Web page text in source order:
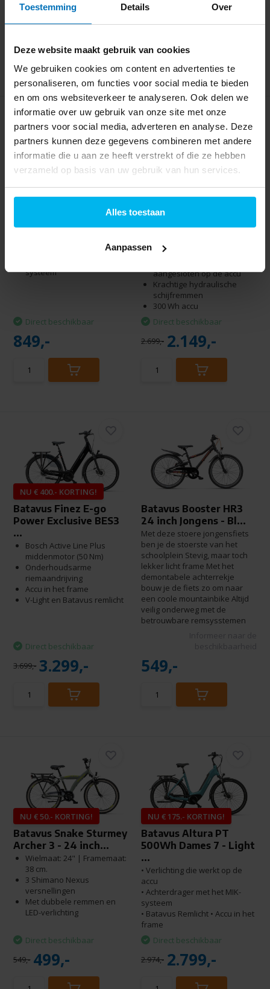
Toestemming Details Over
Deze website maakt gebruik van cookies
We gebruiken cookies om content en advertenties te
personaliseren, om functies voor social media te bieden
en om ons websiteverkeer te analyseren. Ook delen we
informatie over uw gebruik van onze site met onze
partners voor social media, adverteren en analyse. Deze
partners kunnen deze gegevens combineren met andere
informatie die u aan ze heeft verstrekt of die ze hebben
verzameld op basis van uw gebruik van hun services.
Alles toestaan
Aanpassen
Direct beschikbaar
899,- 849,-
Direct beschikbaar
569,-
wendbaar
Verlichting op naafdynamo
systeem
Direct beschikbaar
849,-
NU € 550.- KORTING!
HN7...
Extra krachtige
Dynamische
aangesloten op de accu
Krachtige hydraulische
schijfremmen
300 Wh accu
Direct beschikbaar
2.699,- 2.149,-
NU € 400.- KORTING!
Batavus Finez E-go
Power Exclusive BES3
...
Bosch Active Line Plus
middenmotor (50 Nm)
Onderhoudsarme
riemaandrijving
Accu in het frame
V-Light en Batavus remlicht
Direct beschikbaar
3.699,- 3.299,-
Batavus Booster HR3
24 inch Jongens - Bl...
Met deze stoere jongensfiets
ben je de stoerste van het
schoolplein Stevig, maar toch
lekker licht frame Met het
demontabele achterrekje
bouw je de fiets zo om naar
een coole mountainbike Altijd
veilig onderweg met de
betrouwbare remsysstemen
549,-
NU € 50.- KORTING!
Batavus Snake Sturmey
Archer 3 - 24 inch...
Wielmaat: 24" | Framemaat:
38 cm.
3 Shimano Nexus
versnellingen
Met dubbele remmen en
LED-verlichting
Direct beschikbaar
549,- 499,-
NU € 175.- KORTING!
Batavus Altura PT
500Wh Dames 7 - Light
...
• Verlichting die werkt op de
accu
• Achterdrager met het MIK-
systeem
• Batavus Remlicht • Accu in het
frame
Direct beschikbaar
2.974,- 2.799,-